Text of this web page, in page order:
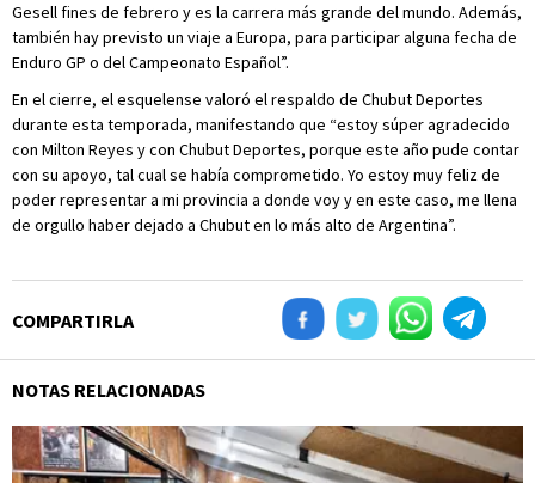
Gesell fines de febrero y es la carrera más grande del mundo. Además,
también hay previsto un viaje a Europa, para participar alguna fecha de
Enduro GP o del Campeonato Español”.
En el cierre, el esquelense valoró el respaldo de Chubut Deportes
durante esta temporada, manifestando que “estoy súper agradecido
con Milton Reyes y con Chubut Deportes, porque este año pude contar
con su apoyo, tal cual se había comprometido. Yo estoy muy feliz de
poder representar a mi provincia a donde voy y en este caso, me llena
de orgullo haber dejado a Chubut en lo más alto de Argentina”.
COMPARTIRLA
NOTAS RELACIONADAS